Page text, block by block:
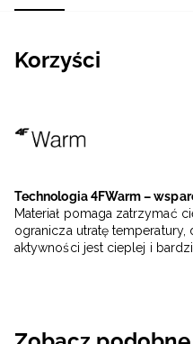
Korzyści
Technologia 4FWarm –
Materiał pomaga zatrzymać
ogranicza utratę
aktywności jest cieplej i